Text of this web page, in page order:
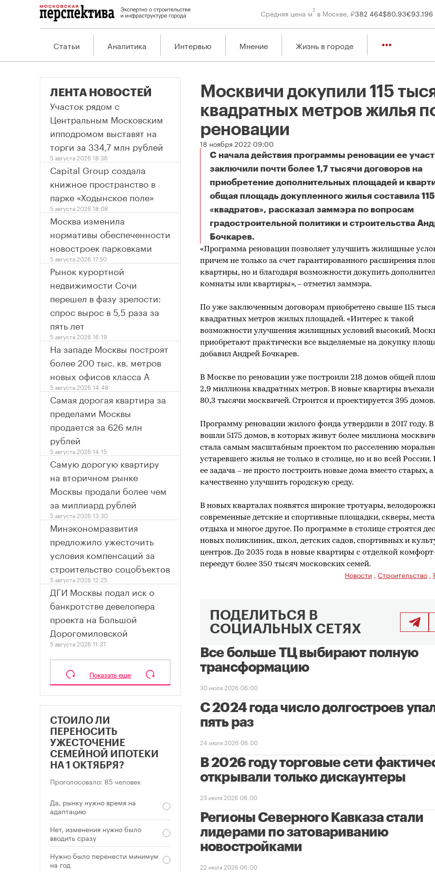
Средняя цена м2в Москве, ₽382 464$80.93€93.196
Статьи Аналитика Интервью Мнение Жизнь в городе
Москвичи докупили 115
квадратных метров жилья
реновации
18 ноября 2022 09:00
С начала действия программы реновации ее
заключили почти более 1,7 тысячи договоров на
приобретение дополнительных площадей и
общая площадь докупленного жилья составила
«квадратов», рассказал заммэра по вопросам
градостроительной политики и строительства
Бочкарев.
Москвичи докупили 115 тысяч квадратных метров жилья по
«Программа реновации позволяет улучшить жилищные
причем не только за счет гарантированного расширения
квартиры, но и благодаря возможности докупить
комнаты или квартиры», – отметил заммэра.
По уже заключенным договорам приобретено свыше 115
квадратных метров жилых площадей. «Интерес к такой
возможности улучшения жилищных условий высокий.
приобретают практически все выделяемые на докупку
добавил Андрей Бочкарев.
В Москве по реновации уже построили 218 домов общей
2,9 миллиона квадратных метров. В новые квартиры въехали
80,3 тысячи москвичей. Строится и проектируется 395 домов.
Программу реновации жилого фонда утвердили в 2017 году. В
вошли 5175 домов, в которых живут более миллиона
стала самым масштабным проектом по расселению
устаревшего жилья не только в столице, но и во всей России.
ее задача – не просто построить новые дома вместо старых, а
качественно улучшить городскую среду.
В новых кварталах появятся широкие тротуары,
современные детские и спортивные площадки, скверы,
отдыха и многое другое. По программе в столице строятся
новых поликлиник, школ, детских садов, спортивных и
центров. До 2035 года в новые квартиры с отделкой
переедут более 350 тысяч московских семей.
Новости , Строительство ,
ПОДЕЛИТЬСЯ В
СОЦИАЛЬНЫХ СЕТЯХ
Все больше ТЦ выбирают полную
трансформацию
30 июля 2026 06:00
С 2024 года число долгостроев
пять раз
24 июля 2026 06:00
В 2026 году торговые сети
открывали только дискаунтеры
23 июля 2026 06:00
Регионы Северного Кавказа стали
лидерами по затовариванию
новостройками
22 июля 2026 06:00
ЛЕНТА НОВОСТЕЙ
Участок рядом с
Центральным Московским
ипподромом выставят на
торги за 334,7 млн рублей
5 августа 2026 18:36
Capital Group создала
книжное пространство в
парке «Ходынское поле»
5 августа 2026 18:08
Москва изменила
нормативы обеспеченности
новостроек парковками
5 августа 2026 17:50
Рынок курортной
недвижимости Сочи
перешел в фазу зрелости:
спрос вырос в 5,5 раза за
пять лет
5 августа 2026 16:19
На западе Москвы построят
более 200 тыс. кв. метров
новых офисов класса А
5 августа 2026 14:48
Самая дорогая квартира за
пределами Москвы
продается за 626 млн
рублей
5 августа 2026 14:15
Самую дорогую квартиру
на вторичном рынке
Москвы продали более чем
за миллиард рублей
5 августа 2026 13:30
Минэкономразвития
предложило ужесточить
условия компенсаций за
строительство соцобъектов
5 августа 2026 12:25
ДГИ Москвы подал иск о
банкротстве девелопера
проекта на Большой
Дорогомиловской
5 августа 2026 11:37
Показать еще
СТОИЛО ЛИ
ПЕРЕНОСИТЬ
УЖЕСТОЧЕНИЕ
СЕМЕЙНОЙ ИПОТЕКИ
НА 1 ОКТЯБРЯ?
Проголосовало: 85 человек
Да, рынку нужно время на
адаптацию
Нет, изменения нужно было
вводить сразу
Нужно было перенести минимум
на год